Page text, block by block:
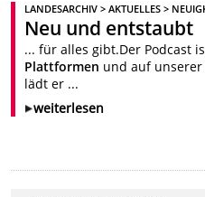
LANDESARCHIV > AKTUELLES >
Neu und entstaubt
... für alles gibt.Der Podcast
Plattformen und auf
lädt er ...
weiterlesen